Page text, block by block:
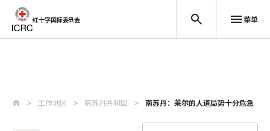
红十字国际委员会 菜单
工作地区 南苏丹共和国 南苏丹：莱尔的人道局势十分危急